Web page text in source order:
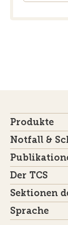
Produkte
Notfall &
Der TCS
Sektionen
Sprache